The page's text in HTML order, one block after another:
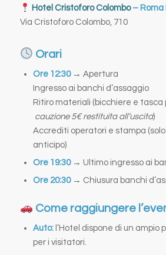
Hotel Cristoforo Colombo– Roma
Via Cristoforo Colombo, 710
Orari
Ore 12:30→ Apertura
Ingresso ai banchi d’assaggio
Ritiro materiali (bicchiere e
cauzione 5€ restituita all’uscita)
Accrediti operatori e stampa
anticipo)
Ore 19:30→ Ultimo ingresso ai
Ore 20:30→ Chiusura banchi
Come raggiungere
Auto:l’Hotel dispone di un ampio
per i visitatori.